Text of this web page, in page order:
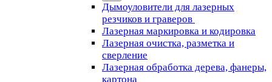
Дымоуловители для лазерных
резчиков и граверов
Лазерная маркировка и кодировка
Лазерная очистка, разметка и
сверление
Лазерная обработка дерева, фанеры,
картона